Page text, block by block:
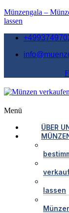
Münzengala –
lassen
Menü
ÜBER
lassen